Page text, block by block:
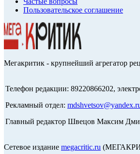
Пользовательское соглашение
Мегакритик - крупнейший агрегатор
Телефон редакции: 89220866202,
Рекламный отдел:
Главный редактор Швецов Максим
Сетевое издание megacritic.ru